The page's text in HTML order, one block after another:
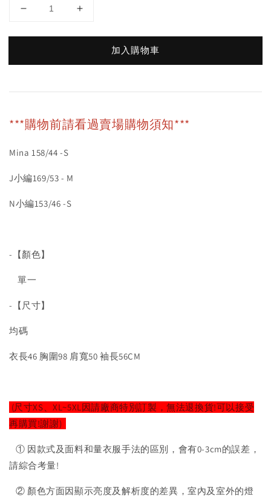
加入購物車
***購物前請看過賣場購物須知***
Mina 158/44 -S
J小編169/53 - M
N小編153/46 -S
-【顏色】
單一
-【尺寸】
均碼
衣長46 胸圍98 肩寬50 袖長56CM
(尺寸XS、XL~5XL因請廠商特別訂製，無法退換貨!可以接受
再購買!謝謝)
① 因款式及面料和量衣服手法的區別，會有0-3cm的誤差，
請綜合考量!
② 顏色方面因顯示亮度及解析度的差異，室內及室外的燈